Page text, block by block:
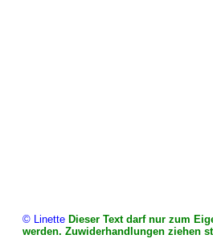
© Linette Dieser Text darf nur zum
werden. Zuwiderhandlungen ziehen